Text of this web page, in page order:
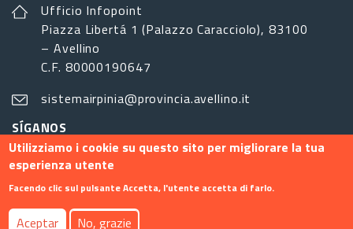
Ufficio Infopoint
Piazza Libertá 1 (Palazzo Caracciolo), 83100
– Avellino
C.F. 80000190647
sistemairpinia@provincia.avellino.it
SÍGANOS
Footer menu
Utilizziamo i cookie su questo sito per migliorare la tua
esperienza utente
Facendo clic sul pulsante Accetta, l'utente accetta di farlo.
Aceptar No, grazie